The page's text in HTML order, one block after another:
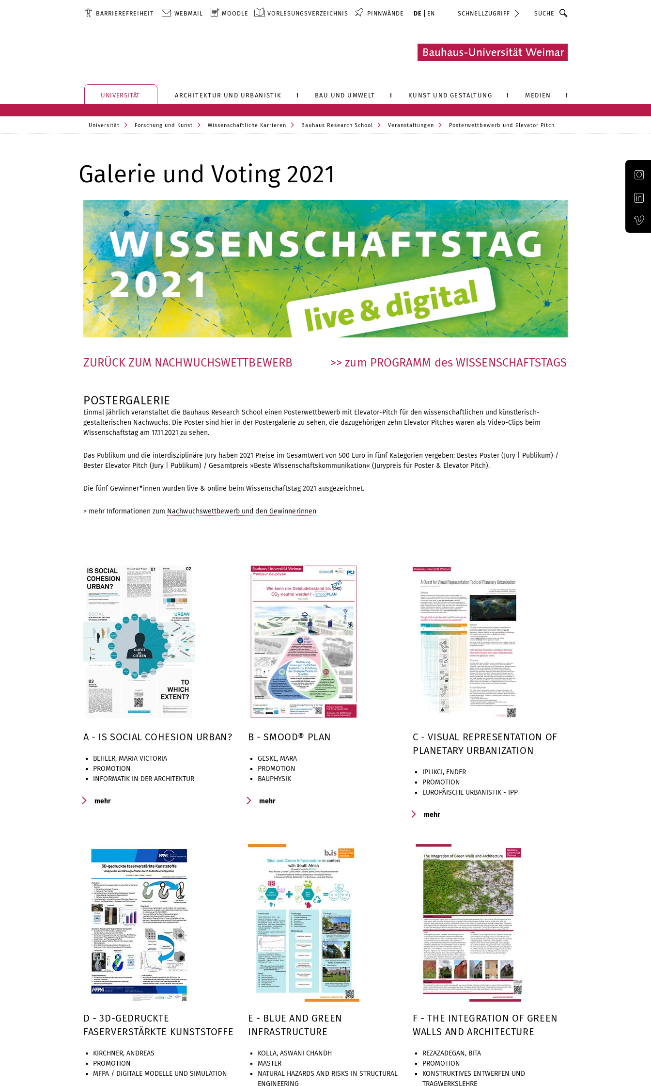
BARRIEREFREIHEIT WEBMAIL MOODLE VORLESUNGSVERZEICHNIS PINNWÄNDE DE EN SCHNELLZUGRIFF Suche
UNIVERSITÄT ARCHITEKTUR UND URBANISTIK BAU UND UMWELT KUNST UND GESTALTUNG MEDIEN
Universität Forschung und Kunst Wissenschaftliche Karrieren Bauhaus Research School Veranstaltungen Posterwettbewerb und Elevator Pitch
Galerie und Voting 2021
ZURÜCK ZUM NACHWUCHSWETTBEWERB >> zum PROGRAMM des WISSENSCHAFTSTAGS
POSTERGALERIE
Einmal jährlich veranstaltet die Bauhaus Research School einen Posterwettbewerb mit Elevator-Pitch für den wissenschaftlichen und künstlerisch-
gestalterischen Nachwuchs. Die Poster sind hier in der Postergalerie zu sehen, die dazugehörigen zehn Elevator Pitches waren als Video-Clips beim
Wissenschaftstag am 17.11.2021 zu sehen.
Das Publikum und die interdisziplinäre Jury haben 2021 Preise im Gesamtwert von 500 Euro in fünf Kategorien vergeben: Bestes Poster (Jury | Publikum) /
Bester Elevator Pitch (Jury | Publikum) / Gesamtpreis »Beste Wissenschaftskommunikation« (Jurypreis für Poster & Elevator Pitch).
Die fünf Gewinner*innen wurden live & online beim Wissenschaftstag 2021 ausgezeichnet.
> mehr Informationen zum Nachwuchswettbewerb und den Gewinnerinnen
A - IS SOCIAL COHESION URBAN?
BEHLER, MARIA VICTORIA
PROMOTION
INFORMATIK IN DER ARCHITEKTUR
mehr
B - SMOOD® PLAN
GESKE, MARA
PROMOTION
BAUPHYSIK
mehr
C - VISUAL REPRESENTATION OF
PLANETARY URBANIZATION
IPLIKCI, ENDER
PROMOTION
EUROPÄISCHE URBANISTIK - IPP
mehr
D - 3D-GEDRUCKTE
FASERVERSTÄRKTE KUNSTSTOFFE
KIRCHNER, ANDREAS
PROMOTION
MFPA / DIGITALE MODELLE UND SIMULATION
E - BLUE AND GREEN
INFRASTRUCTURE
KOLLA, ASWANI CHANDH
MASTER
NATURAL HAZARDS AND RISKS IN STRUCTURAL
ENGINEERING
F - THE INTEGRATION OF GREEN
WALLS AND ARCHITECTURE
REZAZADEGAN, BITA
PROMOTION
KONSTRUKTIVES ENTWERFEN UND
TRAGWERKSLEHRE